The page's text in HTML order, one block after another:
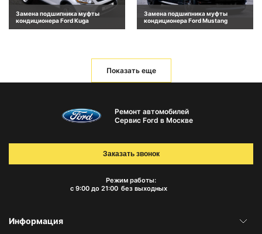
Замена подшипника муфты
кондиционера Ford Kuga
Замена подшипника муфты
кондиционера Ford Mustang
Показать еще
Ремонт автомобилей
Сервис Ford в Москве
Режим работы:
с 9:00 до 21:00 без выходных
Заказать звонок
Информация